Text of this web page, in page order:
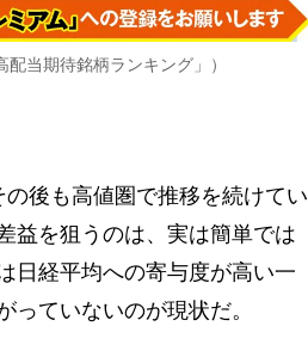
当期待銘柄ランキング」）
後も高値圏で推移を続けてい
益を狙うのは、実は簡単では
日経平均への寄与度が高い一
ていないのが現状だ。